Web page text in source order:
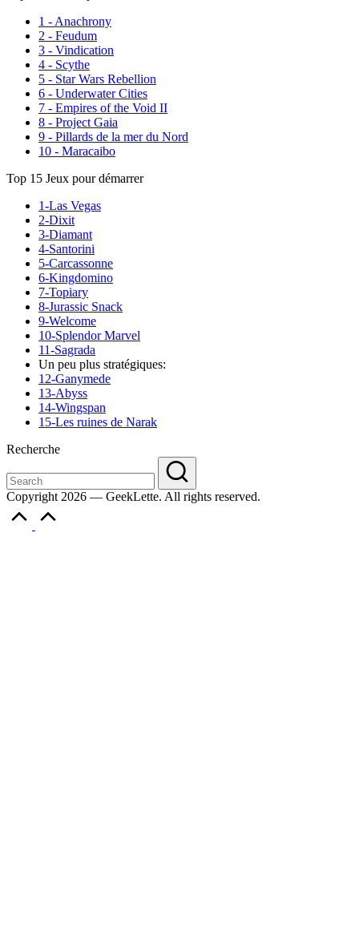
1 - Anachrony
2 - Feudum
3 - Vindication
4 - Scythe
5 - Star Wars Rebellion
6 - Underwater Cities
7 - Empires of the Void II
8 - Project Gaia
9 - Pillards de la mer du Nord
10 - Maracaibo
Top 15 Jeux pour démarrer
1-Las Vegas
2-Dixit
3-Diamant
4-Santorini
5-Carcassonne
6-Kingdomino
7-Topiary
8-Jurassic Snack
9-Welcome
10-Splendor Marvel
11-Sagrada
Un peu plus stratégiques:
12-Ganymede
13-Abyss
14-Wingspan
15-Les ruines de Narak
Recherche
Copyright 2026 — GeekLette. All rights reserved.